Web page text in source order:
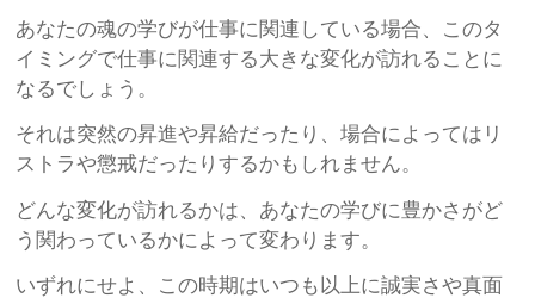
あなたの魂の学びが仕事に関連している場合、このタ
イミングで仕事に関連する大きな変化が訪れることに
なるでしょう。
それは突然の昇進や昇給だったり、場合によってはリ
ストラや懲戒だったりするかもしれません。
どんな変化が訪れるかは、あなたの学びに豊かさがど
う関わっているかによって変わります。
いずれにせよ、この時期はいつも以上に誠実さや真面